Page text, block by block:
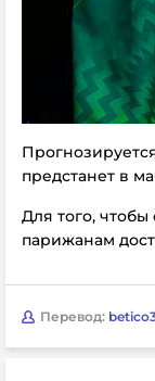
предстанет в
Для того,
парижанам
Перевод: